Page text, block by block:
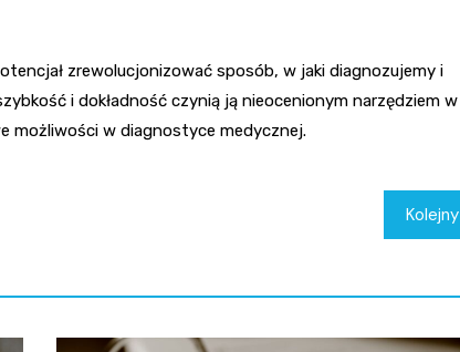
zrewolucjonizować sposób, w jaki diagnozujemy i
i dokładność czynią ją nieocenionym narzędziem w
możliwości w diagnostyce medycznej.
Kolejny